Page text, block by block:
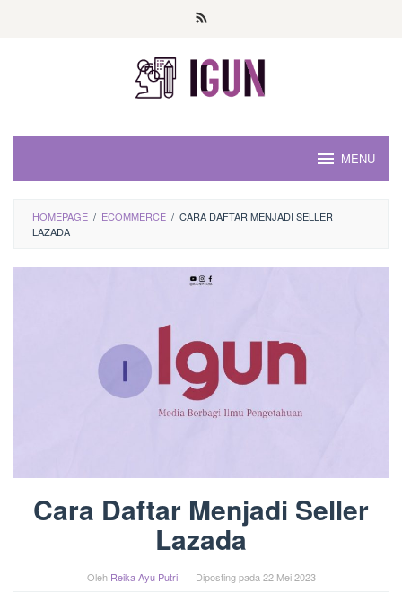
MENU
HOMEPAGE / ECOMMERCE / CARA DAFTAR MENJADI SELLER
LAZADA
Cara Daftar Menjadi Seller
Lazada
Oleh Reika Ayu Putri Diposting pada 22 Mei 2023